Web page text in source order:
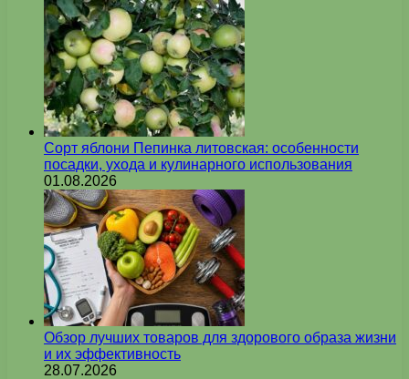
Сорт яблони Пепинка литовская: особенности
посадки, ухода и кулинарного использования
01.08.2026
Обзор лучших товаров для здорового образа жизни
и их эффективность
28.07.2026